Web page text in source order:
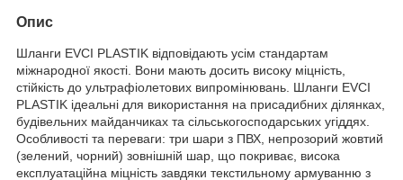
Опис
Шланги EVCI PLASTIK відповідають усім стандартам
міжнародної якості. Вони мають досить високу міцність,
стійкість до ультрафіолетових випромінювань. Шланги EVCI
PLASTIK ідеальні для використання на присадибних ділянках,
будівельних майданчиках та сільськогосподарських угіддях.
Особливості та переваги: три шари з ПВХ, непрозорий жовтий
(зелений, чорний) зовнішній шар, що покриває, висока
експлуатаційна міцність завдяки текстильному армуванню з